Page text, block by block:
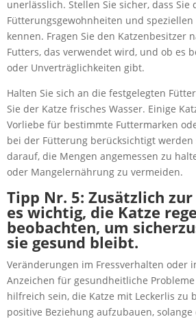
unerlässlich. Stellen Sie sicher, dass Sie
Fütterungsgewohnheiten und speziellen
kennen. Fragen Sie den Katzenbesitzer
Futters, das verwendet wird, und ob es
oder Unverträglichkeiten gibt.
Halten Sie sich an die festgelegten
Sie der Katze frisches Wasser. Einige
Vorliebe für bestimmte Futtermarken
bei der Fütterung berücksichtigt werden
darauf, die Mengen angemessen zu
oder Mangelernährung zu vermeiden.
Tipp Nr. 5: Zusätzlich
es wichtig, die Katze
beobachten, um
sie gesund bleibt.
Veränderungen im Fressverhalten oder
Anzeichen für gesundheitliche
hilfreich sein, die Katze mit Leckerlis zu
positive Beziehung aufzubauen,